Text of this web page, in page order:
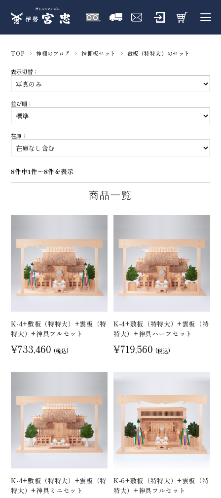
TOP 神棚のフロア 神棚板セット 敷板（特特大）のセット
表示切替：
並び順：
在庫：
8件中1件～8件を表示
商品一覧
K-4+敷板（特特大）+雲板（特
特大）+神具フルセット
¥733,460 (税込)
K-4+敷板（特特大）+雲板（特
特大）+神具ハーフセット
¥719,560 (税込)
K-4+敷板（特特大）+雲板（特
特大）+神具ミニセット
K-6+敷板（特特大）+雲板（特
特大）+神具フルセット